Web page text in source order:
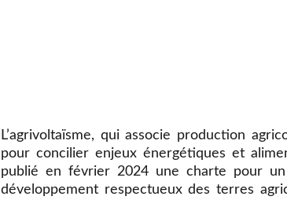
L’agrivoltaïsme, qui associe production
pour concilier enjeux énergétiques et
publié en février 2024 une charte pour un
développement respectueux des terres